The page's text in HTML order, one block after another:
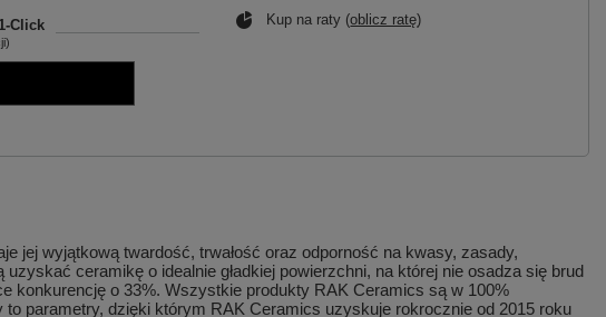
1-Click
Kup na raty (oblicz ratę)
jej wyjątkową twardość, trwałość oraz odporność na kwasy, zasady,
ceramikę o idealnie gładkiej powierzchni, na której nie osadza się brud
konkurencję o 33%. Wszystkie produkty RAK Ceramics są w 100%
parametry, dzięki którym RAK Ceramics uzyskuje rokrocznie od 2015 roku